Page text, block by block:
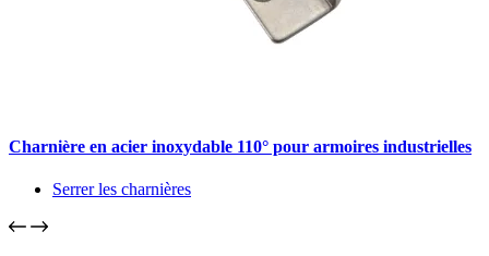
Charnière en acier inoxydable 110° pour armoires industrielles
Serrer les charnières